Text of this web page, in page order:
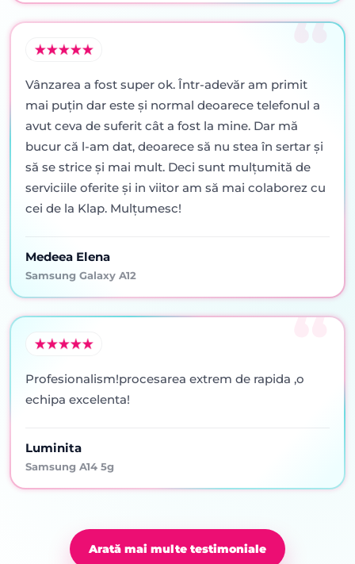
Vânzarea a fost super ok. Într-adevăr am primit
mai puţin dar este şi normal deoarece telefonul a
avut ceva de suferit cât a fost la mine. Dar mă
bucur că l-am dat, deoarece să nu stea în sertar şi
să se strice şi mai mult. Deci sunt mulţumită de
serviciile oferite şi in viitor am să mai colaborez cu
cei de la Klap. Mulţumesc!
Medeea Elena
Samsung Galaxy A12
Profesionalism!procesarea extrem de rapida ,o
echipa excelenta!
Luminita
Samsung A14 5g
Arată mai multe testimoniale